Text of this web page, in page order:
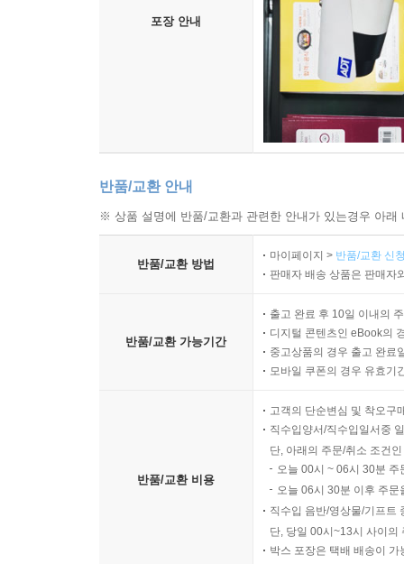
포장 안내
반품/교환 안내
※ 상품 설명에 반품/교환과 관련한 안내가 있는경우 아
반품/교환 방법
마이페이지 > 반품/교환 신
판매자 배송 상품은 판매자
반품/교환 가능기간
출고 완료 후 10일 이내의
디지털 콘텐츠인 eBook의
중고상품의 경우 출고 완료
모바일 쿠폰의 경우 유효기
반품/교환 비용
고객의 단순변심 및 착오구
직수입양서/직수입일서중
단, 아래의 주문/취소 조건
오늘 00시 ~ 06시 30분
오늘 06시 30분 이후 주
직수입 음반/영상물/기프트
단, 당일 00시~13시 사이의
박스 포장은 택배 배송이